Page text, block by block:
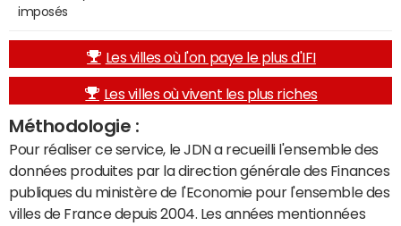
imposés
Les villes où l'on paye le plus d'IFI
Les villes où vivent les plus riches
Méthodologie :
Pour réaliser ce service, le JDN a recueilli l'ensemble des
données produites par la direction générale des Finances
publiques du ministère de l'Economie pour l'ensemble des
villes de France depuis 2004. Les années mentionnées